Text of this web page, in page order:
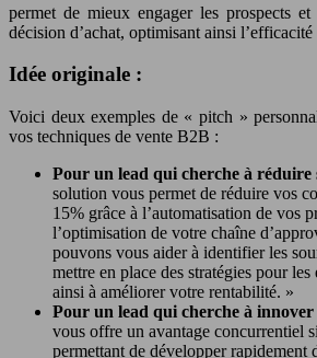
permet de mieux engager les prospects
décision d’achat, optimisant ainsi
Idée originale :
Voici deux exemples de « pitch »
vos techniques de vente B2B :
Pour un lead qui cherche à réduire
solution vous permet de réduire vos
15% grâce à l’automatisation de vos
l’optimisation de votre chaîne
pouvons vous aider à identifier les
mettre en place des stratégies pour
ainsi à améliorer votre rentabilité. »
Pour un lead qui cherche à innover
vous offre un avantage concurrentiel
permettant de développer rapidement